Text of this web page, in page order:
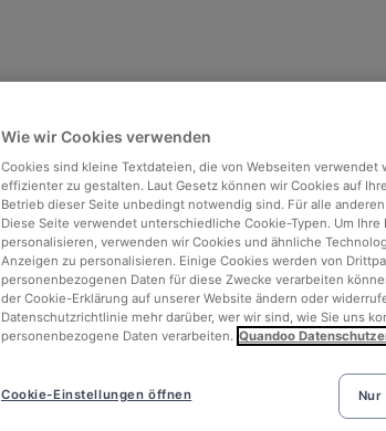
Wie wir Cookies verwenden
Cookies sind kleine Textdateien, die von Webseiten verwendet
effizienter zu gestalten. Laut Gesetz können wir Cookies auf
Betrieb dieser Seite unbedingt notwendig sind. Für alle
Diese Seite verwendet unterschiedliche Cookie-Typen. Um
personalisieren, verwenden wir Cookies und ähnliche
Anzeigen zu personalisieren. Einige Cookies werden von
personenbezogenen Daten für diese Zwecke verarbeiten
der Cookie-Erklärung auf unserer Website ändern oder
Datenschutzrichtlinie mehr darüber, wer wir sind, wie Sie uns
personenbezogene Daten verarbeiten. Quandoo
Cookie-Einstellungen öffnen